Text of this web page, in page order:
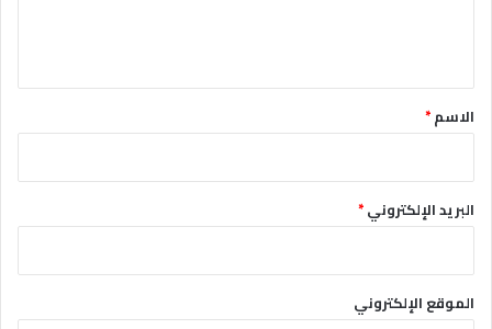
*الاسم*
البريد الإلكتروني*
الموقع الإلكتروني